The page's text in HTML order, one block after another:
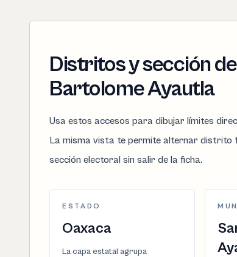
Distritos y sección
Bartolome Ayautla
Usa estos accesos para dibujar límites
La misma vista te permite alternar distrito
sección electoral sin salir de la ficha.
ESTADO
Oaxaca
La capa estatal agrupa